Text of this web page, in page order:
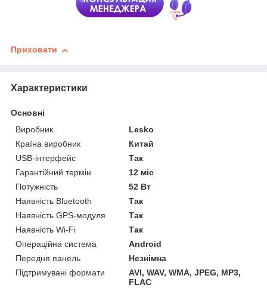
Приховати
Характеристики
Основні
Виробник
Lesko
Країна виробник
Китай
USB-інтерфейс
Так
Гарантійний термін
12 міс
Потужність
52 Вт
Наявність Bluetooth
Так
Наявність GPS-модуля
Так
Наявність Wi-Fi
Так
Операційна система
Android
Передня панель
Незнімна
Підтримувані формати
AVI, WAV, WMA, JPEG, MP3,
FLAC